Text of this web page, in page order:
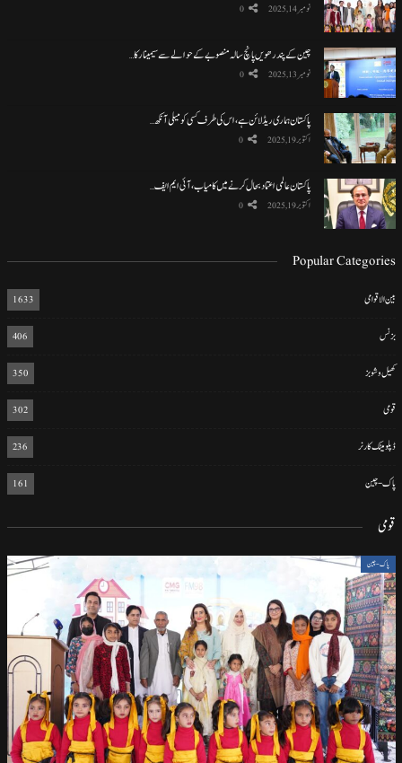
نومبر 14, 2025 0
چین کے پندرھویں پانچ سالہ منصوبے کے حوالے سے سیمینار کا…
نومبر 13, 2025 0
پاکستان ہماری ریڈ لائن ہے، اس کی طرف کسی کو میلی آنکھ…
اکتوبر 19, 2025 0
پاکستان عالمی اعتماد بحال کرنے میں کامیاب، آئی ایم ایف…
اکتوبر 19, 2025 0
Popular Categories
بین الاقوامی 1633
بزنس 406
کھیل و شوبز 350
قومی 302
ڈپلومیٹک کارنر 236
پاک-چین 161
قومی
پاک-چین